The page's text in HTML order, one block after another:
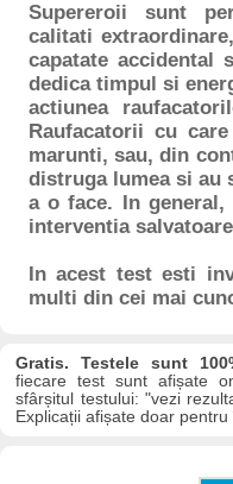
Supereroii sunt
calitati
capatate accidental
dedica timpul si
actiunea
Raufacatorii cu
marunti, sau, din
distruga lumea si au
a o face. In
interventia
In acest test esti
multi din cei mai
Gratis. Testele sunt
fiecare test sunt afișate
sfârșitul testului: "vezi
Explicații afișate doar